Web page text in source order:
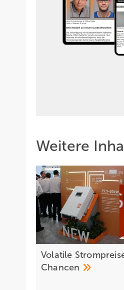
Weitere
Volatile
Chancen